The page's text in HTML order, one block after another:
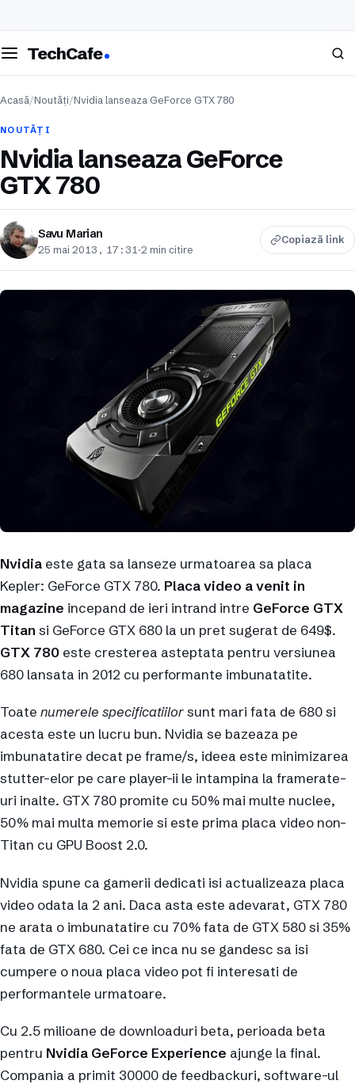
meniul
TechCafe Caută
Acasă/Noutăți/Nvidia lanseaza GeForce GTX 780
NOUTĂȚI
Nvidia lanseaza GeForce
GTX 780
Savu Marian
25 mai 2013, 17:31 ·2 min citire
Copiază link
Nvidia este gata sa lanseze urmatoarea sa placa
Kepler: GeForce GTX 780. Placa video a venit in
magazine incepand de ieri intrand intre GeForce GTX
Titan si GeForce GTX 680 la un pret sugerat de 649$.
GTX 780 este cresterea asteptata pentru versiunea
680 lansata in 2012 cu performante imbunatatite.
Toate numerele specificatiilorsunt mari fata de 680 si
acesta este un lucru bun. Nvidia se bazeaza pe
imbunatatire decat pe frame/s, ideea este minimizarea
stutter-elor pe care player-ii le intampina la framerate-
uri inalte. GTX 780 promite cu 50% mai multe nuclee,
50% mai multa memorie si este prima placa video non-
Titan cu GPU Boost 2.0.
Nvidia spune ca gamerii dedicati isi actualizeaza placa
video odata la 2 ani. Daca asta este adevarat, GTX 780
ne arata o imbunatatire cu 70% fata de GTX 580 si 35%
fata de GTX 680. Cei ce inca nu se gandesc sa isi
cumpere o noua placa video pot fi interesati de
performantele urmatoare.
Cu 2.5 milioane de downloaduri beta, perioada beta
pentru Nvidia GeForce Experience ajunge la final.
Compania a primit 30000 de feedbackuri, software-ul